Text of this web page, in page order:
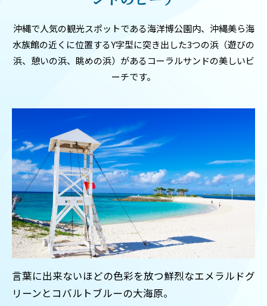
沖縄で人気の観光スポットである海洋博公園内、沖縄美ら海
水族館の近くに位置するY字型に突き出した3つの浜（遊びの
浜、憩いの浜、眺めの浜）があるコーラルサンドの美しいビ
ーチです。
言葉に出来ないほどの色彩を放つ鮮烈なエメラルドグ
リーンとコバルトブルーの大海原。